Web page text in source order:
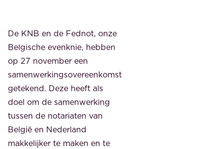
De KNB en de Fednot, onze
Belgische evenknie, hebben
op 27 november een
samenwerkingsovereenkomst
getekend. Deze heeft als
doel om de samenwerking
tussen de notariaten van
België en Nederland
makkelijker te maken en te